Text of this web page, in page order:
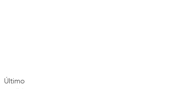
Último